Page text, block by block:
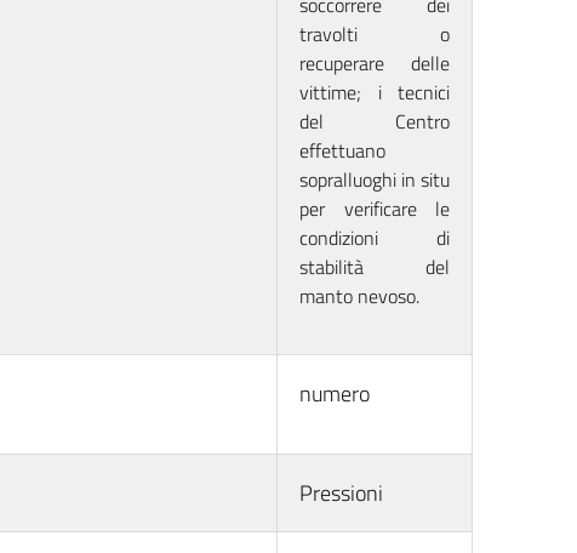
travolti o
recuperare delle
vittime; i tecnici
del Centro
effettuano
sopralluoghi in situ
per verificare le
condizioni di
stabilità del
manto nevoso.
numero
Pressioni